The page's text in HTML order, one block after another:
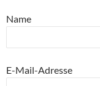
Name
E-Mail-Adresse